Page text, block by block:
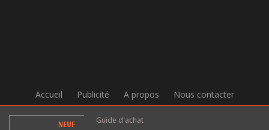
Accueil Publicité A propos Nous contacter
NEUF
Guide d'achat